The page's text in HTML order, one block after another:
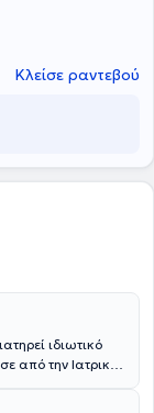
Κλείσε ραντεβού
ιδιωτικό
από την Ιατρική
Θεσσαλονίκης